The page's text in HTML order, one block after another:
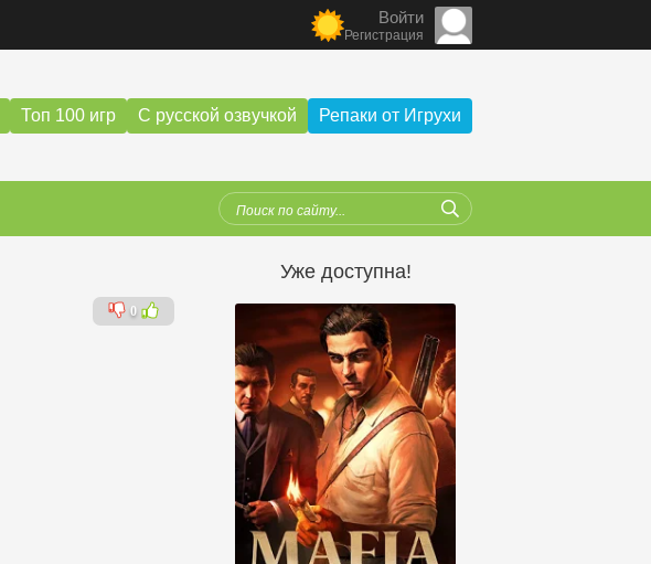
Войти
Регистрация
Топ 100 игр С русской озвучкой Репаки от Игрухи
0
Уже доступна!